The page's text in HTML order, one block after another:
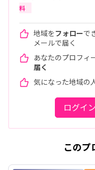
料
地域をフォローで
メールで届く
あなたのプロフィ
届く
気になった地域の
ログイ
このプ